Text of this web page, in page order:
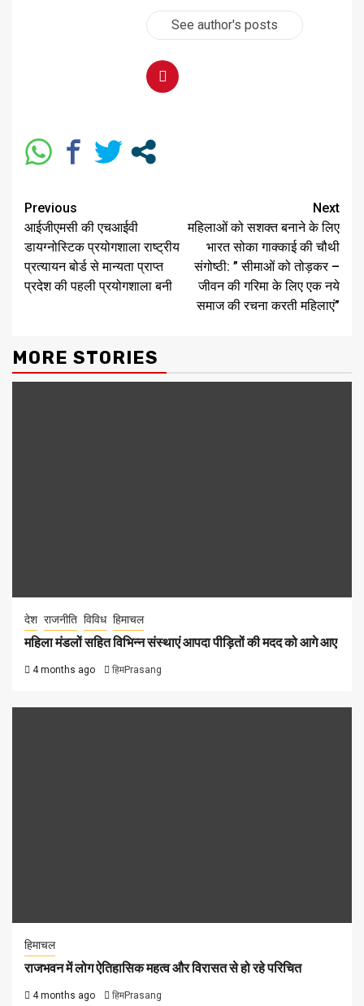
See author's posts
Previous
आईजीएमसी की एचआईवी
डायग्नोस्टिक प्रयोगशाला राष्ट्रीय
प्रत्यायन बोर्ड से मान्यता प्राप्त
प्रदेश की पहली प्रयोगशाला बनी
Next
महिलाओं को सशक्त बनाने के लिए
भारत सोका गाक्काई की चौथी
संगोष्ठी: ” सीमाओं को तोड़कर –
जीवन की गरिमा के लिए एक नये
समाज की रचना करती महिलाएं”
MORE STORIES
देश राजनीति विविध हिमाचल
महिला मंडलों सहित विभिन्न संस्थाएं आपदा पीड़ितों की मदद को आगे आए
4 months ago हिमPrasang
हिमाचल
राजभवन में लोग ऐतिहासिक महत्व और विरासत से हो रहे परिचित
4 months ago हिमPrasang